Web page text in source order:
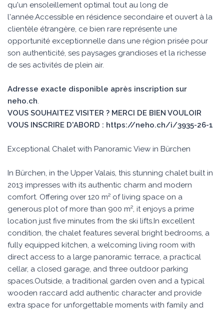
qu'un ensoleillement optimal tout au long de
l'année.Accessible en résidence secondaire et ouvert à la
clientèle étrangère, ce bien rare représente une
opportunité exceptionnelle dans une région prisée pour
son authenticité, ses paysages grandioses et la richesse
de ses activités de plein air.
Adresse exacte disponible après inscription sur
neho.ch.
VOUS SOUHAITEZ VISITER ? MERCI DE BIEN VOULOIR
VOUS INSCRIRE D'ABORD : https://neho.ch/i/3935-26-1
Exceptional Chalet with Panoramic View in Bürchen
In Bürchen, in the Upper Valais, this stunning chalet built in
2013 impresses with its authentic charm and modern
comfort. Offering over 120 m² of living space on a
generous plot of more than 900 m², it enjoys a prime
location just five minutes from the ski lifts.In excellent
condition, the chalet features several bright bedrooms, a
fully equipped kitchen, a welcoming living room with
direct access to a large panoramic terrace, a practical
cellar, a closed garage, and three outdoor parking
spaces.Outside, a traditional garden oven and a typical
wooden raccard add authentic character and provide
extra space for unforgettable moments with family and